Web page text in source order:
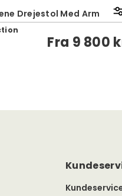
Drejestol Med Arm
Fra 9 800